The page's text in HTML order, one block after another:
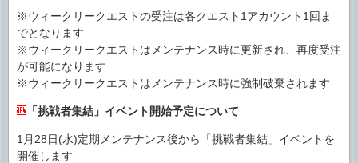
※ウィークリークエストの受注は各クエスト1アカウント1回ま
でとなります
※ウィークリークエストはメンテナンス時に更新され、再度受注
が可能になります
※ウィークリークエストはメンテナンス時に強制破棄されます
「挑戦者集結」イベント開始予定について
1月28日(水)定期メンテナンス後から「挑戦者集結」イベントを
開催します